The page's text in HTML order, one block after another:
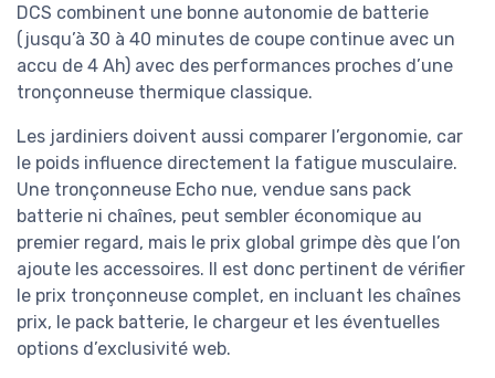
DCS combinent une bonne autonomie de batterie
(jusqu’à 30 à 40 minutes de coupe continue avec un
accu de 4 Ah) avec des performances proches d’une
tronçonneuse thermique classique.
Les jardiniers doivent aussi comparer l’ergonomie, car
le poids influence directement la fatigue musculaire.
Une tronçonneuse Echo nue, vendue sans pack
batterie ni chaînes, peut sembler économique au
premier regard, mais le prix global grimpe dès que l’on
ajoute les accessoires. Il est donc pertinent de vérifier
le prix tronçonneuse complet, en incluant les chaînes
prix, le pack batterie, le chargeur et les éventuelles
options d’exclusivité web.